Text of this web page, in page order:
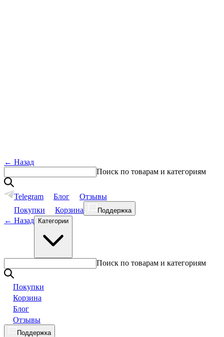
← Назад
Поиск по товарам и категориям
Telegram Блог
Отзывы
Покупки
Корзина Поддержка
← Назад Категории
Поиск по товарам и категориям
Покупки
Корзина
Блог
Отзывы
Поддержка